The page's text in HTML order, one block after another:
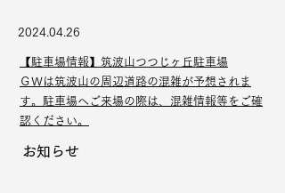
2024.04.26
【駐車場情報】筑波山つつじヶ丘駐車場
ＧＷは筑波山の周辺道路の混雑が予想されま
す。駐車場へご来場の際は、混雑情報等をご確
認ください。
お知らせ